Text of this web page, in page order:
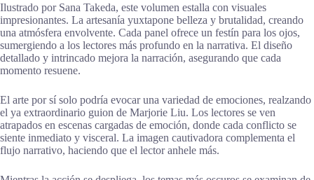
Ilustrado por Sana Takeda, este volumen estalla con visuales
impresionantes. La artesanía yuxtapone belleza y brutalidad, creando
una atmósfera envolvente. Cada panel ofrece un festín para los ojos,
sumergiendo a los lectores más profundo en la narrativa. El diseño
detallado y intrincado mejora la narración, asegurando que cada
momento resuene.
El arte por sí solo podría evocar una variedad de emociones, realzando
el ya extraordinario guion de Marjorie Liu. Los lectores se ven
atrapados en escenas cargadas de emoción, donde cada conflicto se
siente inmediato y visceral. La imagen cautivadora complementa el
flujo narrativo, haciendo que el lector anhele más.